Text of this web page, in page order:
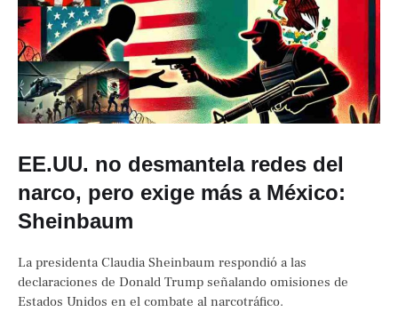
EE.UU. no desmantela redes del
narco, pero exige más a México:
Sheinbaum
La presidenta Claudia Sheinbaum respondió a las
declaraciones de Donald Trump señalando omisiones de
Estados Unidos en el combate al narcotráfico.